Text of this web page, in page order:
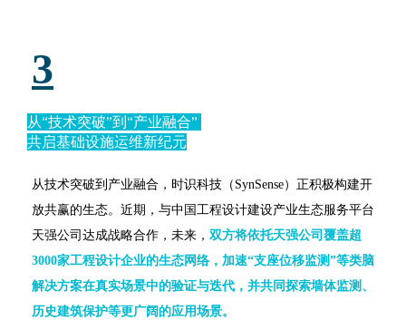
3
从“技术突破”到“产业融合”
共启基础设施运维新纪元
从技术突破到产业融合，时识科技（SynSense）正积极构建开
放共赢的生态。近期，与中国工程设计建设产业生态服务平台
天强公司达成战略合作，未来， 双方将依托天强公司覆盖超
3000家工程设计企业的生态网络，加速“支座位移监测”等类脑
解决方案在真实场景中的验证与迭代，并共同探索墙体监测、
历史建筑保护等更广阔的应用场景。